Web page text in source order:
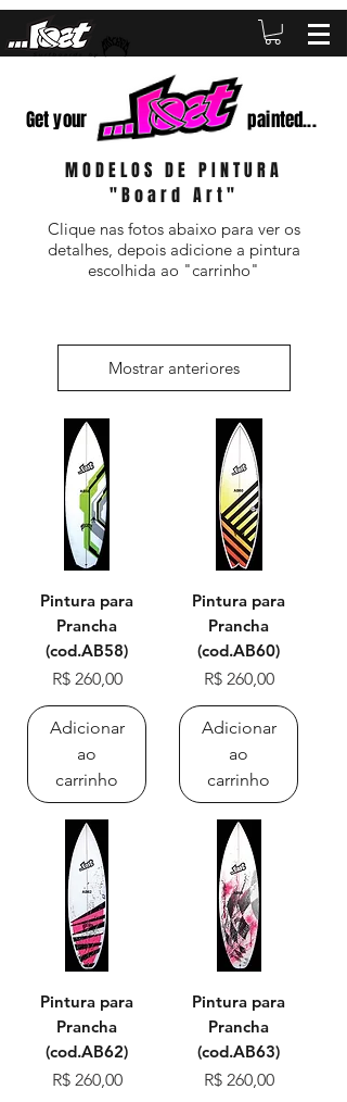
Get your painted...
MODELOS DE PINTURA
"Board Art"
Clique nas fotos abaixo para ver os
detalhes, depois adicione a pintura
escolhida ao "carrinho"
Mostrar anteriores
Pintura para
Prancha
(cod.AB58)
Preço
R$ 260,00
Adicionar
ao
carrinho
Pintura para
Prancha
(cod.AB60)
Preço
R$ 260,00
Adicionar
ao
carrinho
Pintura para
Prancha
(cod.AB62)
Preço
R$ 260,00
Pintura para
Prancha
(cod.AB63)
Preço
R$ 260,00